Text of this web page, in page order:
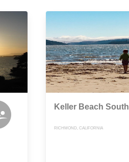
Keller Beach South
RICHMOND, CALIFORNIA